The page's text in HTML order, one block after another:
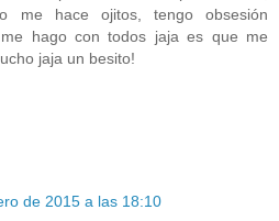
me hace ojitos, tengo obsesión
hago con todos jaja es que me
jaja un besito!
de 2015 a las 18:10